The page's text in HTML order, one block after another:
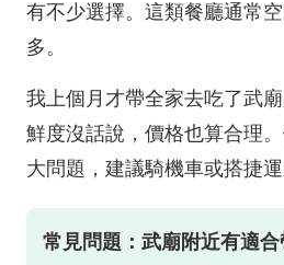
有不少選擇。這類餐廳通常
多。
我上個月才帶全家去吃了武
鮮度沒話說，價格也算合理
大問題，建議騎機車或搭捷運
常見問題：武廟附近有適